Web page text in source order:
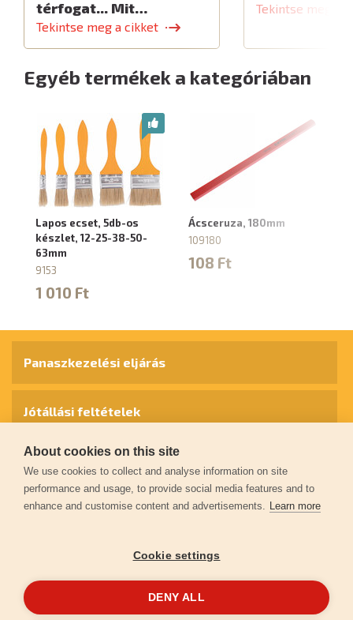
térfogat... Mit…
Tekintse meg a cikket
Tekintse meg a
Egyéb termékek a kategóriában
Lapos ecset, 5db-os
készlet, 12-25-38-50-
63mm
9153
1 010 Ft
Ácsceruza, 180mm
109180
108 Ft
© 2026extol.hu- Minden jog fenntartva
Panaszkezelési eljárás
Jótállási feltételek
Személyes adatok védelme
Kapcsolat
Garancia regisztráció
About cookies on this site
We use cookies to collect and analyse information on site
performance and usage, to provide social media features and to
enhance and customise content and advertisements. Learn more
Cookie settings
DENY ALL